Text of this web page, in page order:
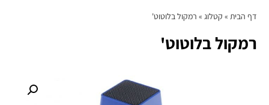
דף הבית » קטלוג » רמקול בלוטוט'
רמקול בלוטוט'